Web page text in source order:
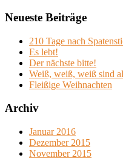
Neueste Beiträge
210 Tage nach
Es lebt!
Der nächste bitte!
Weiß, weiß, weiß sind
Fleißige Weihnachten
Archiv
Januar 2016
Dezember 2015
November 2015